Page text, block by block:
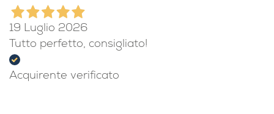
Acquirente verificato
19 Luglio 2026